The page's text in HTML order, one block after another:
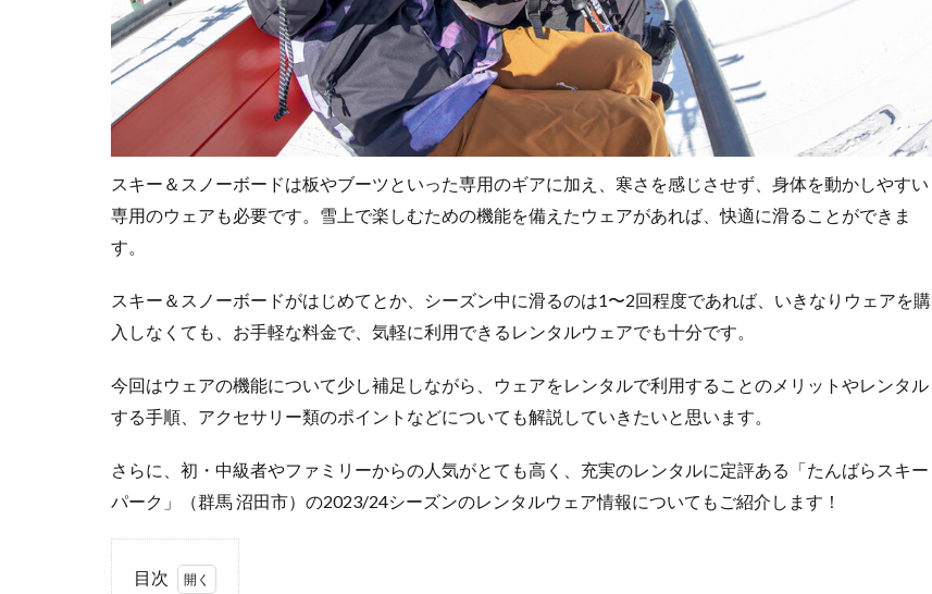
スキー＆スノーボードは板やブーツといった専用のギアに加え、寒さを感じさせず、身体を動かしやすい
専用のウェアも必要です。雪上で楽しむための機能を備えたウェアがあれば、快適に滑ることができま
す。
スキー＆スノーボードがはじめてとか、シーズン中に滑るのは1〜2回程度であれば、いきなりウェアを購
入しなくても、お手軽な料金で、気軽に利用できるレンタルウェアでも十分です。
今回はウェアの機能について少し補足しながら、ウェアをレンタルで利用することのメリットやレンタル
する手順、アクセサリー類のポイントなどについても解説していきたいと思います。
さらに、初・中級者やファミリーからの人気がとても高く、充実のレンタルに定評ある「たんばらスキー
パーク」（群馬 沼田市）の2023/24シーズンのレンタルウェア情報についてもご紹介します！
目次